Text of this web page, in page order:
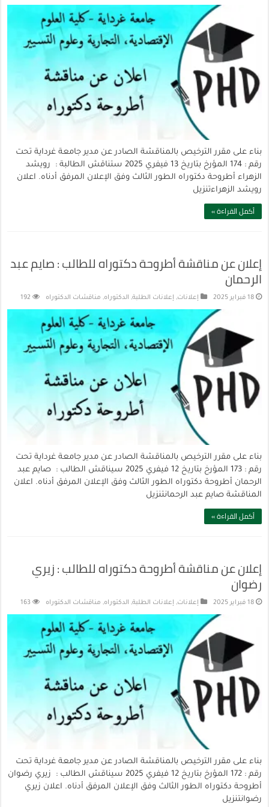
بناء على مقرر الترخيص بالمناقشة الصادر عن مدير جامعة غرداية تحت
رقم : 174 المؤرخ بتاريخ 13 فيفري 2025 ستناقش الطالبة : رويشد
الزهراء أطروحة دكتوراه الطور الثالث وفق الإعلان المرفق أدناه. اعلان
رويشد الزهراءتنزيل
أكمل القراءة »
إعلان عن مناقشة أطروحة دكتوراه للطالب : صايم عبد
الرحمان
18 فبراير 2025 إعلانات, إعلانات الطلبة, الدكتوراه, مناقشات الدكتوراه 192
بناء على مقرر الترخيص بالمناقشة الصادر عن مدير جامعة غرداية تحت
رقم : 173 المؤرخ بتاريخ 12 فيفري 2025 سيناقش الطالب : صايم عبد
الرحمان أطروحة دكتوراه الطور الثالث وفق الإعلان المرفق أدناه. اعلان
المناقشة صايم عبد الرحمانتنزيل
أكمل القراءة »
إعلان عن مناقشة أطروحة دكتوراه للطالب : زيري
رضوان
18 فبراير 2025 إعلانات, إعلانات الطلبة, الدكتوراه, مناقشات الدكتوراه 163
بناء على مقرر الترخيص بالمناقشة الصادر عن مدير جامعة غرداية تحت
رقم : 172 المؤرخ بتاريخ 12 فيفري 2025 سيناقش الطالب : زيري رضوان
أطروحة دكتوراه الطور الثالث وفق الإعلان المرفق أدناه. اعلان زيري
رضوانتنزيل